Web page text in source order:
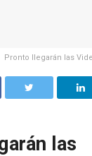
Pronto llegarán las
las